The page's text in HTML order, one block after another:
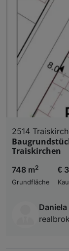
2514
Traiskirchen
748 m2
Grundfläche
€
Daniela